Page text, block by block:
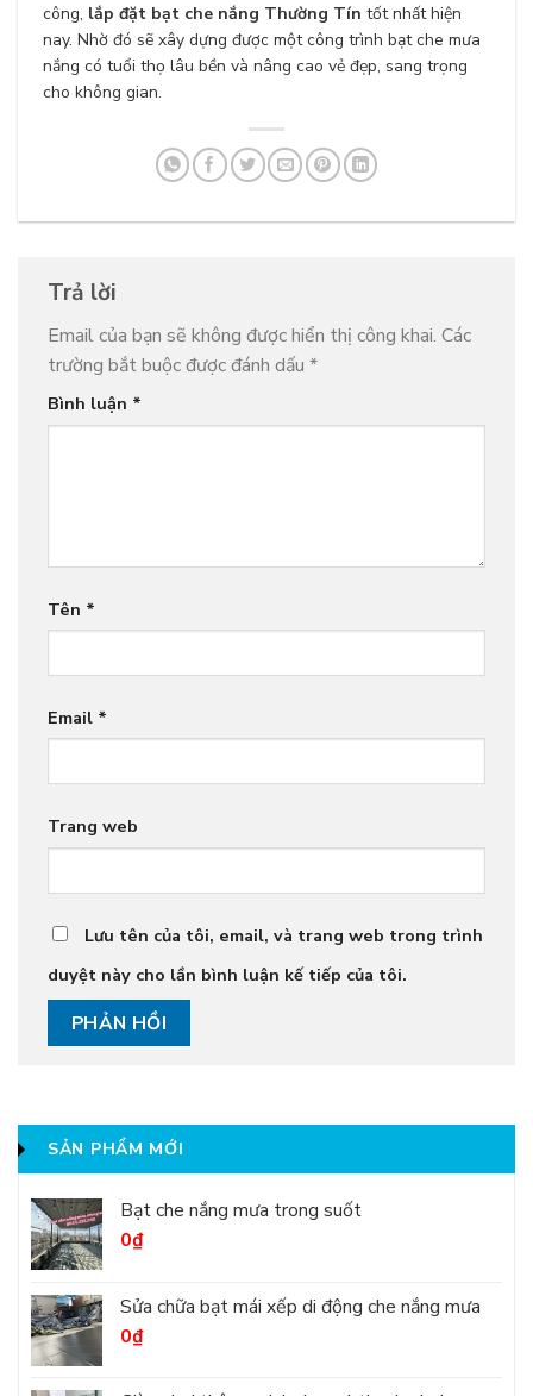
công, lắp đặt bạt che nắng Thường Tín tốt nhất hiện
nay. Nhờ đó sẽ xây dựng được một công trình bạt che mưa
nắng có tuổi thọ lâu bền và nâng cao vẻ đẹp, sang trọng
cho không gian.
Trả lời
Email của bạn sẽ không được hiển thị công khai. Các
trường bắt buộc được đánh dấu *
Bình luận *
Tên *
Email *
Trang web
Lưu tên của tôi, email, và trang web trong trình
duyệt này cho lần bình luận kế tiếp của tôi.
SẢN PHẨM MỚI
Bạt che nắng mưa trong suốt
0₫
Sửa chữa bạt mái xếp di động che nắng mưa
0₫